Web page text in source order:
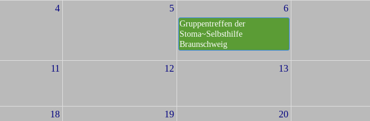
4 5 6
Gruppentreffen der
Stoma~Selbsthilfe
Braunschweig
11 12 13
18 19 20